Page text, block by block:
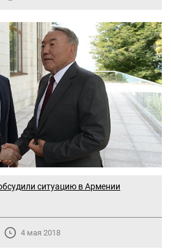
ситуацию в Армении
4 мая 2018